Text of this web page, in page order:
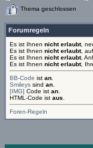
Thema geschlossen
Forumregeln
Es ist Ihnen nicht erlaubt,
Es ist Ihnen nicht erlaubt,
Es ist Ihnen nicht erlaubt,
Es ist Ihnen nicht erlaubt,
BB-Code ist an
Smileys sind an
[IMG] Code ist an
HTML-Code ist aus
Foren-Regeln